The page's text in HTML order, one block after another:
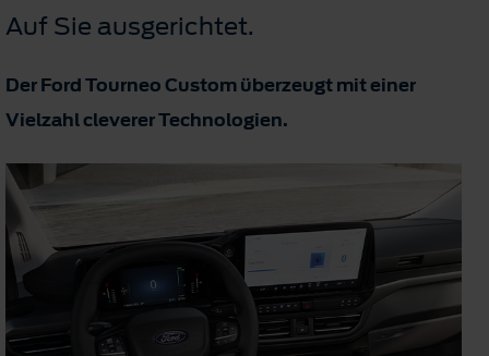
Auf Sie ausgerichtet.
Der Ford Tourneo Custom überzeugt mit einer
Vielzahl cleverer Technologien.